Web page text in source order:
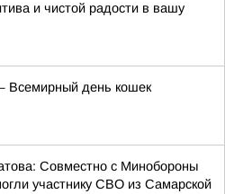
и чистой радости в вашу
Всемирный день кошек
Совместно с Минобороны
участнику СВО из Самарской